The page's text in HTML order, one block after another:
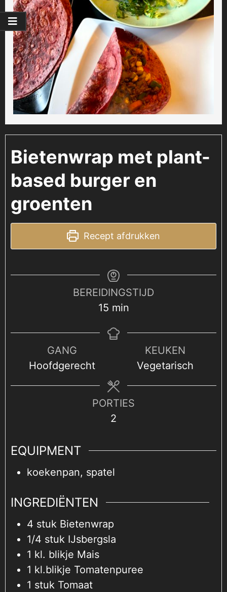
Bietenwrap met plant-
based burger en
groenten
Recept afdrukken
BEREIDINGSTIJD
15minuten
min
GANG
Hoofdgerecht
KEUKEN
Vegetarisch
PORTIES
2
EQUIPMENT
koekenpan, spatel
INGREDIËNTEN
4 stuk Bietenwrap
1/4 stuk IJsbergsla
1 kl. blikje Mais
1 kl.blikje Tomatenpuree
1 stuk Tomaat